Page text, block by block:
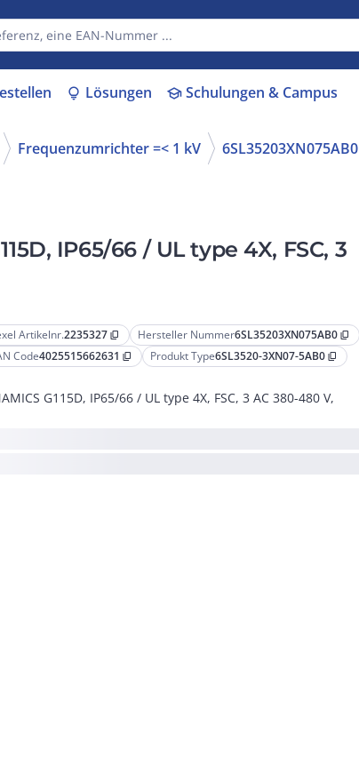
lightbulb Lösungen schoolSchulungen & Campus
Frequenzumrichter =< 1 kV 6SL35203XN075AB0
IP65/66 / UL type 4X, FSC, 3
Artikelnr.2235327 content_copy Hersteller Nummer6SL35203XN075AB0 content_copy
Code4025515662631 content_copy Produkt Type6SL3520-3XN07-5AB0 content_copy
G115D, IP65/66 / UL type 4X, FSC, 3 AC 380-480 V,